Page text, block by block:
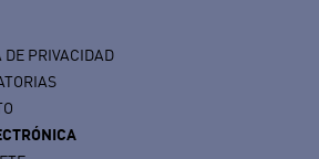
DE PRIVACIDAD